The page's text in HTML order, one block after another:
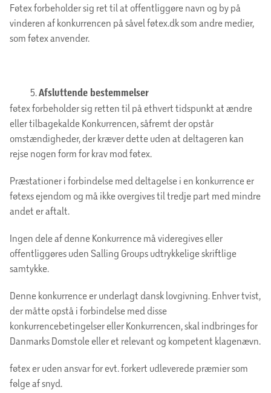
Føtex forbeholder sig ret til at offentliggøre navn og by på
vinderen af konkurrencen på såvel føtex.dk som andre medier,
som føtex anvender.
Afsluttende bestemmelser
føtex forbeholder sig retten til på ethvert tidspunkt at ændre
eller tilbagekalde Konkurrencen, såfremt der opstår
omstændigheder, der kræver dette uden at deltageren kan
rejse nogen form for krav mod føtex.
Præstationer i forbindelse med deltagelse i en konkurrence er
føtexs ejendom og må ikke overgives til tredje part med mindre
andet er aftalt.
Ingen dele af denne Konkurrence må videregives eller
offentliggøres uden Salling Groups udtrykkelige skriftlige
samtykke.
Denne konkurrence er underlagt dansk lovgivning. Enhver tvist,
der måtte opstå i forbindelse med disse
konkurrencebetingelser eller Konkurrencen, skal indbringes for
Danmarks Domstole eller et relevant og kompetent klagenævn.
føtex er uden ansvar for evt. forkert udleverede præmier som
følge af snyd.